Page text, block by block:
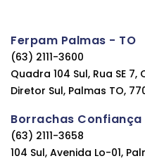
Ferpam Palmas - TO
(63) 2111-3600
Quadra 104 Sul, Rua SE
Diretor Sul, Palmas TO,
Borrachas Confiança
(63) 2111-3658
104 Sul, Avenida Lo-01,